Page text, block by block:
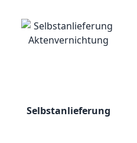
Selbstanlieferung